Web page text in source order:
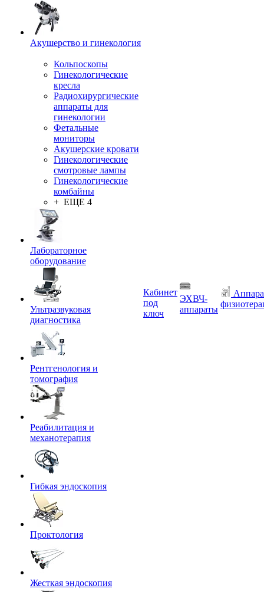
Акушерство и гинекология
Кольпоскопы
Гинекологические
кресла
Радиохирургические
аппараты для
гинекологии
Фетальные
мониторы
Акушерские кровати
Гинекологические
смотровые лампы
Гинекологические
комбайны
+ ЕЩЕ 4
Лабораторное
оборудование
Ультразвуковая
диагностика
Рентгенология и
томография
Реабилитация и
механотерапия
Гибкая эндоскопия
Проктология
Жесткая эндоскопия
Кабинет
под
ключ
ЭХВЧ-
аппараты